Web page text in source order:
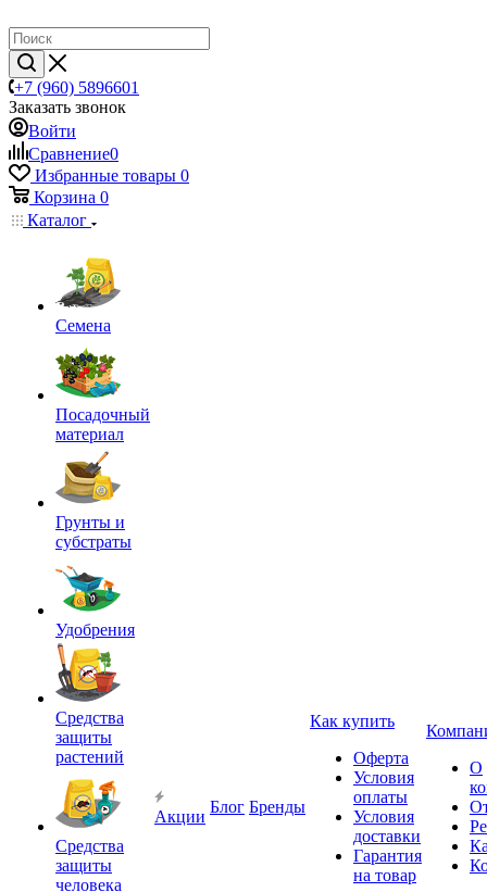
+7 (960) 5896601
Заказать звонок
Войти
Сравнение0
Избранные товары 0
Корзина 0
Каталог
Семена
Посадочный
материал
Грунты и
субстраты
Удобрения
Средства
защиты
растений
Средства
защиты
человека
Акции
Блог Бренды
Как купить
Оферта
Условия
оплаты
Условия
доставки
Гарантия
на товар
О